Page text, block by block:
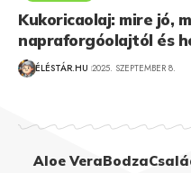
Kukoricaolaj: mire jó,
napraforgóolajtól és
ÉLÉSTÁR.HU 2025. SZEPTEMBER 8.
Aloe VeraBodza